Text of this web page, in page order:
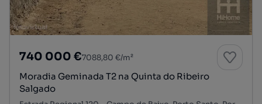
740 000 €7088,80 €/m²
Moradia Geminada T2 na Quinta do Ribeiro
Salgado